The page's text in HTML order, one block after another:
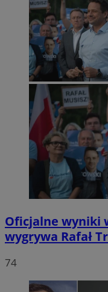
Oficjalne wyniki
wygrywa Rafał
74